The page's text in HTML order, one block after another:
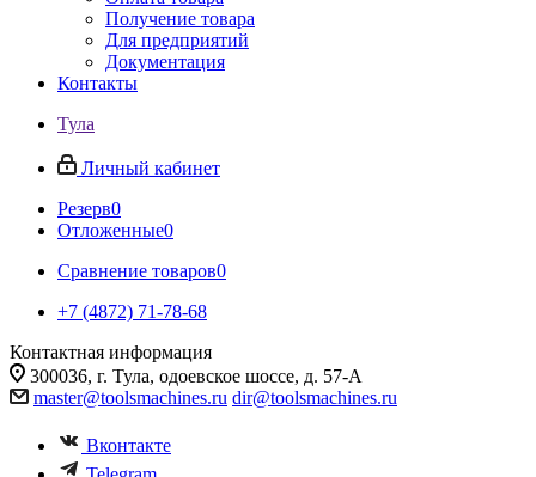
Получение товара
Для предприятий
Документация
Контакты
Тула
Личный кабинет
Резерв0
Отложенные0
Сравнение товаров0
+7 (4872) 71-78-68
Контактная информация
300036, г. Тула, одоевское шоссе, д. 57-А
master@toolsmachines.ru dir@toolsmachines.ru
Вконтакте